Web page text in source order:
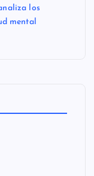
los
mental